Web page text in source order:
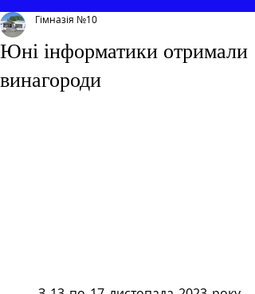
Юні інформатики отримали
винагороди
Гімназія №10